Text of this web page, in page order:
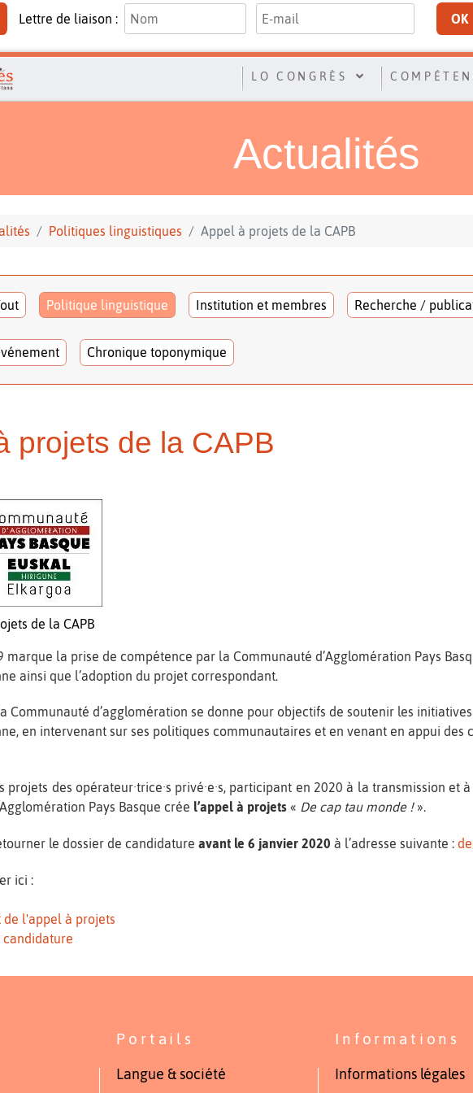
Lettre de liaison : OK
LO CONGRÈS
Actualités
Politiques linguistiques Appel à projets de la CAPB
Politique linguistique Institution et membres Recherche /
Chronique toponymique
projets de la CAPB
de la CAPB
marque la prise de compétence par la Communauté d’Agglomération Pays
ainsi que l’adoption du projet correspondant.
Communauté d’agglomération se donne pour objectifs de soutenir les
en intervenant sur ses politiques communautaires et en venant en appui des
projets des opérateur·trice·s privé·e·s, participant en 2020 à la transmission
Pays Basque crée l’appel à projets « De cap tau monde !».
le dossier de candidatureavant le 6 janvier 2020 à l’adresse suivante :
ici :
de l'appel à projets
candidature
Portails
Langue & société
Informations
Informations légales